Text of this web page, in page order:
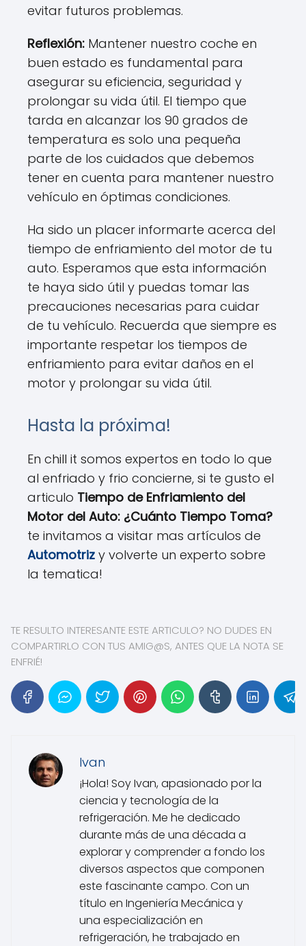
evitar futuros problemas.
Reflexión: Mantener nuestro coche en
buen estado es fundamental para
asegurar su eficiencia, seguridad y
prolongar su vida útil. El tiempo que
tarda en alcanzar los 90 grados de
temperatura es solo una pequeña
parte de los cuidados que debemos
tener en cuenta para mantener nuestro
vehículo en óptimas condiciones.
Ha sido un placer informarte acerca del
tiempo de enfriamiento del motor de tu
auto. Esperamos que esta información
te haya sido útil y puedas tomar las
precauciones necesarias para cuidar
de tu vehículo. Recuerda que siempre es
importante respetar los tiempos de
enfriamiento para evitar daños en el
motor y prolongar su vida útil.
Hasta la próxima!
En chill it somos expertos en todo lo que
al enfriado y frio concierne, si te gusto el
articulo Tiempo de Enfriamiento del
Motor del Auto: ¿Cuánto Tiempo Toma?
te invitamos a visitar mas artículos de
Automotriz y volverte un experto sobre
la tematica!
TE RESULTO INTERESANTE ESTE ARTICULO? NO DUDES EN
COMPARTIRLO CON TUS AMIG@S, ANTES QUE LA NOTA SE
ENFRIÉ!
Ivan
¡Hola! Soy Ivan, apasionado por la
ciencia y tecnología de la
refrigeración. Me he dedicado
durante más de una década a
explorar y comprender a fondo los
diversos aspectos que componen
este fascinante campo. Con un
título en Ingeniería Mecánica y
una especialización en
refrigeración, he trabajado en